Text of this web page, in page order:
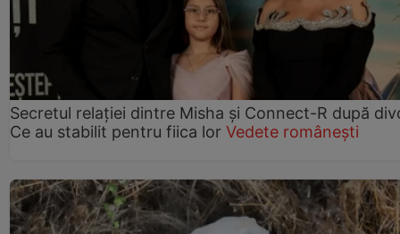
Secretul relației dintre Misha și Connect-R după
Ce au stabilit pentru fiica lor Vedete românești